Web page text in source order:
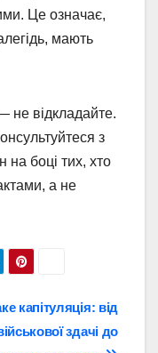
Це означає,
мають
не відкладайте.
з
на боці тих, хто
а не
капітуляція: від
здачі до